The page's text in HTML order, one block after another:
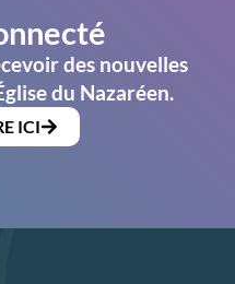
des nouvelles
du Nazaréen.
ICI